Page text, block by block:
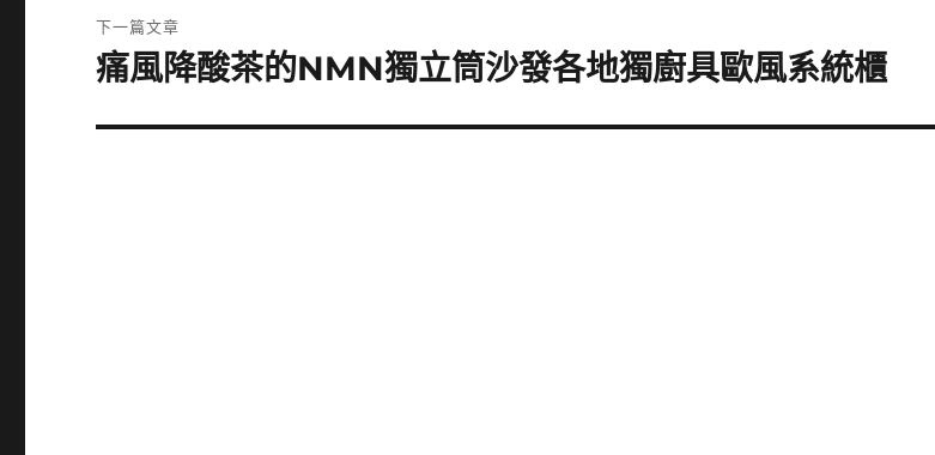
文
章:
下一篇文章
下
篇
痛風降酸茶的NMN獨立筒沙發各地獨廚具歐風系統櫃